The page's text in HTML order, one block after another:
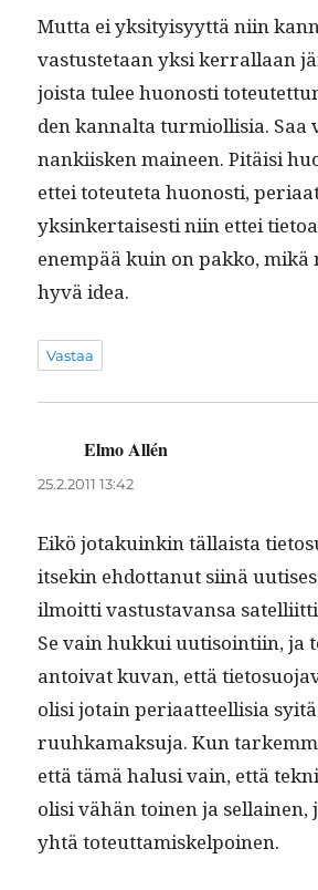
Mut­ta ei yksi­ty­isyyt­tä niin
vas­tuste­taan yksi ker­ral­laan
joista tulee huonos­ti
den kannal­ta turmi­ol­lisia.
nanki­isken maineen. Pitäisi
ettei toteuteta huonos­ti,
yksinker­tais­es­ti niin ettei
enem­pää kuin on pakko,
hyvä idea.
Vastaa
Elmo Allén
25.2.2011 13:42
Eikö jotakuinkin täl­laista
itsekin ehdot­tanut siinä
ilmoit­ti vas­tus­ta­vansa
Se vain hukkui uuti­soin­ti­in, ja
antoi­vat kuvan, että
olisi jotain peri­aat­teel­lisia
ruuhka­mak­su­ja. Kun
että tämä halusi vain, että
olisi vähän toinen ja sel­l­ainen,
yhtä toteuttamiskelpoinen.